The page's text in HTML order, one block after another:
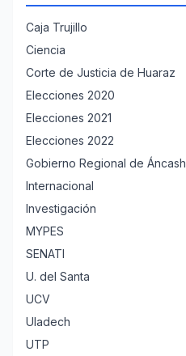
Caja Trujillo
Ciencia
Corte de Justicia de Huaraz
Elecciones 2020
Elecciones 2021
Elecciones 2022
Gobierno Regional de Áncash
Internacional
Investigación
MYPES
SENATI
U. del Santa
UCV
Uladech
UTP